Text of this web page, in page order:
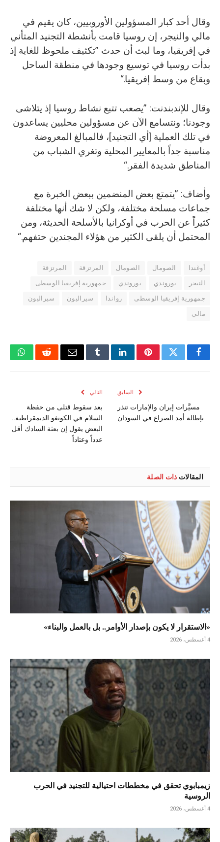
وقال أحد كبار المسؤولين الأوروبيين، كان يقيم في
مالي والنيجر، إن روسيا قامت بأنشطة التجنيد المتأني
في إفريقيا، وما لبث أن حدث ”تكثيف ملحوظ للغاية إذ
بدأت روسيا في توسيع وجودها في منطقة الساحل
وبقاع من وسط إفريقيا.“
وقال للإندبندنت: ”يصعب تتبع نشاط روسيا إذ يتلاشى
وجودنا؛ ونتسامع الآن عن مسؤولين محليين يساعدون
في تلك العملية [أي التجنيد]، فالمبالغ المعروضة
مناسبة جداً بالمعايير المحلية وتغري الشباب من
المناطق شديدة الفقر.“
وأضاف: ”يتمتع بعض المنضمين ببعض الخبرة مع
جماعات مسلحة مختلفة، ولكن لا شك أنها مختلفة
كثيراً عن الحرب في أوكرانيا بالأسلحة الحديثة، ومن
المحتمل أن يلقى الكثير من هؤلاء المجندين حتفهم.“
أوغندا الصومال الصومال المرتزقة المرتزقة
النيجر بوروندي بوروندي جمهورية إفريقيا الوسطى
جمهورية إفريقيا الوسطى رواندا سيراليون سيراليون
مالي
فيسبوكتويتر بينتيريستلينكدإنTumblrالبريد
رديت
السابق
مسيَّرات إيران والإمارات تنذر
بإطالة أمد الصراع في السودان
التالي
بعد سقوط قتلى من حفظة
السلام في الكونغو الديمقراطية..
البعض يقول إن بعثة السادك أقل
عدداً وعتاداً
المقالات ذات الصلة
«الاستقرار لا يكون بإصدار الأوامر.. بل بالعمل والبناء»
4 أغسطس، 2026
زيمبابوي تحقق في مخططات احتيالية للتجنيد في الحرب
الروسية
4 أغسطس، 2026